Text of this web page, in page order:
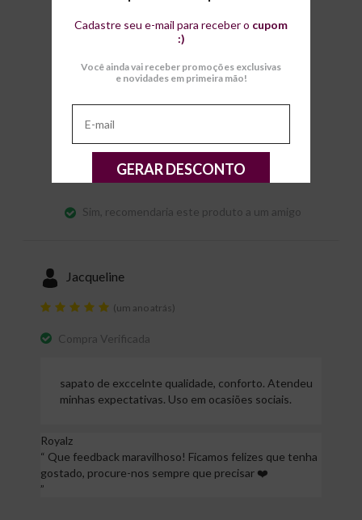
Tamanho
Serve conforme a numeração
Sim, recomendaria este produto a um amigo
Jacqueline
(um ano atrás)
Compra Verificada
sapato de exccelnte qualidade, conforto. Atendeu
minhas expectativas. Uso em ocasiões sociais.
Royalz
“ Que feedback maravilhoso! Ficamos felizes que tenha
gostado, procure-nos sempre que precisar ❤️
”
Cadastre seu e-mail para receber o cupom
:)
Você ainda vai receber promoções exclusivas
e novidades em primeira mão!
GERAR DESCONTO